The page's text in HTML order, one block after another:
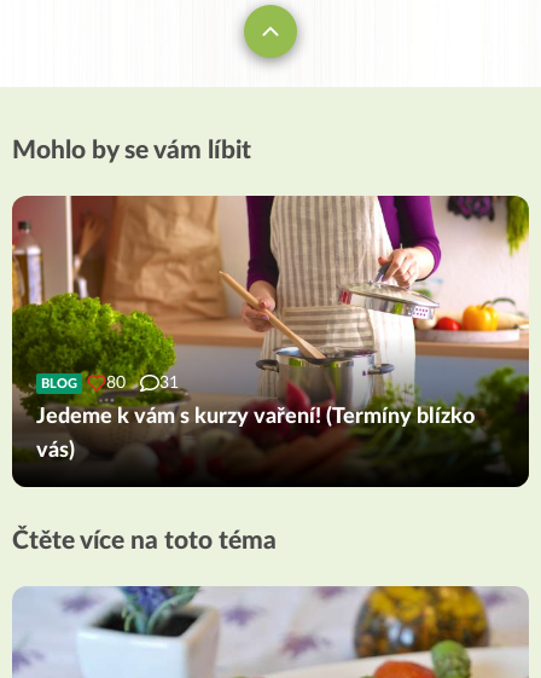
Mohlo by se vám líbit
BLOG 80 31
Jedeme k vám s kurzy vaření! (Termíny blízko
vás)
Čtěte více na toto téma